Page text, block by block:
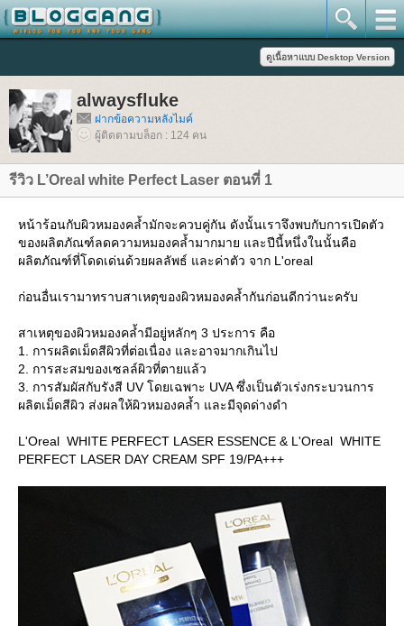
alwaysfluke
ฝากข้อความหลังไมค์
ผู้ติดตามบล็อก : 124 คน
รีวิว L’Oreal white Perfect Laser ตอนที่ 1
หน้าร้อนกับผิวหมองคล้ำมักจะควบคู่กัน ดังนั้นเราจึงพบกับการเปิดตัว
ของผลิตภัณฑ์ลดความหมองคล้ำมากมาย และปีนี้หนึ่งในนั้นคือ
ผลิตภัณฑ์ที่โดดเด่นด้วยผลลัพธ์ และค่าตัว จาก L'oreal
ก่อนอื่นเรามาทราบสาเหตุของผิวหมองคล้ำกันก่อนดีกว่านะครับ
สาเหตุของผิวหมองคล้ำมีอยู่หลักๆ 3 ประการ คือ
1. การผลิตเม็ดสีผิวที่ต่อเนื่อง และอาจมากเกินไป
2. การสะสมของเซลล์ผิวที่ตายแล้ว
3. การสัมผัสกับรังสี UV โดยเฉพาะ UVA ซึ่งเป็นตัวเร่งกระบวนการ
ผลิตเม็ดสีผิว ส่งผลให้ผิวหมองคล้ำ และมีจุดด่างดำ
L'Oreal WHITE PERFECT LASER ESSENCE & L'Oreal WHITE
PERFECT LASER DAY CREAM SPF 19/PA+++